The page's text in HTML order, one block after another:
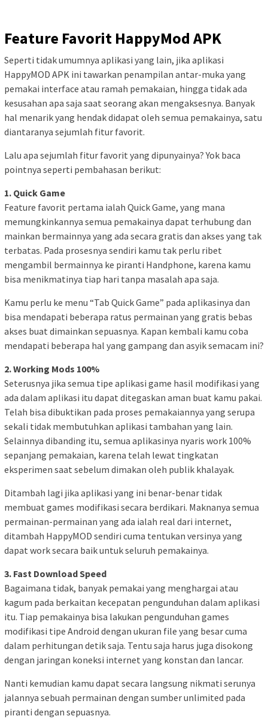
Feature Favorit HappyMod APK
Seperti tidak umumnya aplikasi yang lain, jika aplikasi
HappyMOD APK ini tawarkan penampilan antar-muka yang
pemakai interface atau ramah pemakaian, hingga tidak ada
kesusahan apa saja saat seorang akan mengaksesnya. Banyak
hal menarik yang hendak didapat oleh semua pemakainya, satu
diantaranya sejumlah fitur favorit.
Lalu apa sejumlah fitur favorit yang dipunyainya? Yok baca
pointnya seperti pembahasan berikut:
1. Quick Game
Feature favorit pertama ialah Quick Game, yang mana
memungkinkannya semua pemakainya dapat terhubung dan
mainkan bermainnya yang ada secara gratis dan akses yang tak
terbatas. Pada prosesnya sendiri kamu tak perlu ribet
mengambil bermainnya ke piranti Handphone, karena kamu
bisa menikmatinya tiap hari tanpa masalah apa saja.
Kamu perlu ke menu “Tab Quick Game” pada aplikasinya dan
bisa mendapati beberapa ratus permainan yang gratis bebas
akses buat dimainkan sepuasnya. Kapan kembali kamu coba
mendapati beberapa hal yang gampang dan asyik semacam ini?
2. Working Mods 100%
Seterusnya jika semua tipe aplikasi game hasil modifikasi yang
ada dalam aplikasi itu dapat ditegaskan aman buat kamu pakai.
Telah bisa dibuktikan pada proses pemakaiannya yang serupa
sekali tidak membutuhkan aplikasi tambahan yang lain.
Selainnya dibanding itu, semua aplikasinya nyaris work 100%
sepanjang pemakaian, karena telah lewat tingkatan
eksperimen saat sebelum dimakan oleh publik khalayak.
Ditambah lagi jika aplikasi yang ini benar-benar tidak
membuat games modifikasi secara berdikari. Maknanya semua
permainan-permainan yang ada ialah real dari internet,
ditambah HappyMOD sendiri cuma tentukan versinya yang
dapat work secara baik untuk seluruh pemakainya.
3. Fast Download Speed
Bagaimana tidak, banyak pemakai yang menghargai atau
kagum pada berkaitan kecepatan pengunduhan dalam aplikasi
itu. Tiap pemakainya bisa lakukan pengunduhan games
modifikasi tipe Android dengan ukuran file yang besar cuma
dalam perhitungan detik saja. Tentu saja harus juga disokong
dengan jaringan koneksi internet yang konstan dan lancar.
Nanti kemudian kamu dapat secara langsung nikmati serunya
jalannya sebuah permainan dengan sumber unlimited pada
piranti dengan sepuasnya.